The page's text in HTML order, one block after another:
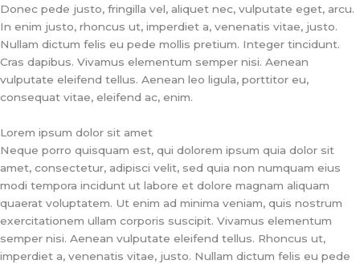
Donec pede justo, fringilla vel, aliquet nec, vulputate eget, arcu.
In enim justo, rhoncus ut, imperdiet a, venenatis vitae, justo.
Nullam dictum felis eu pede mollis pretium. Integer tincidunt.
Cras dapibus. Vivamus elementum semper nisi. Aenean
vulputate eleifend tellus. Aenean leo ligula, porttitor eu,
consequat vitae, eleifend ac, enim.
Lorem ipsum dolor sit amet
Neque porro quisquam est, qui dolorem ipsum quia dolor sit
amet, consectetur, adipisci velit, sed quia non numquam eius
modi tempora incidunt ut labore et dolore magnam aliquam
quaerat voluptatem. Ut enim ad minima veniam, quis nostrum
exercitationem ullam corporis suscipit. Vivamus elementum
semper nisi. Aenean vulputate eleifend tellus. Rhoncus ut,
imperdiet a, venenatis vitae, justo. Nullam dictum felis eu pede